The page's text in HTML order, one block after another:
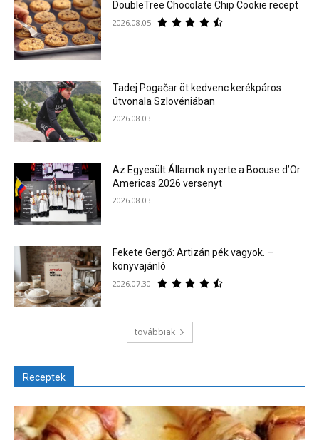
DoubleTree Chocolate Chip Cookie recept
2026.08.05.
Tadej Pogačar öt kedvenc kerékpáros
útvonala Szlovéniában
2026.08.03.
Az Egyesült Államok nyerte a Bocuse d’Or
Americas 2026 versenyt
2026.08.03.
Fekete Gergő: Artizán pék vagyok. –
könyvajánló
2026.07.30.
továbbiak
Receptek